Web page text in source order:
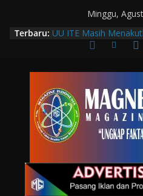
Minggu,
Terbaru: UU ITE Masih
Dipidana Hanya karena
Momentum
Digital
Wakil Wali Kota
Kota Bandung,
Terapis Gigi dan Mulut
Langkah Awal Deteksi
Tenaga Teknologi
Sebenarnya Sedang